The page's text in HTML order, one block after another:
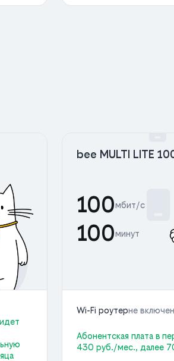
bee MULTI LITE
100мбит/с
100минут
Wi-Fi роутерне
Абонентская плата в
430 руб./мес., далее